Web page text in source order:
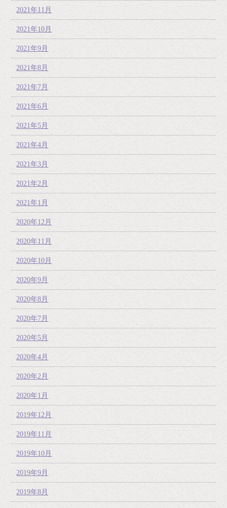
2021年11月
2021年10月
2021年9月
2021年8月
2021年7月
2021年6月
2021年5月
2021年4月
2021年3月
2021年2月
2021年1月
2020年12月
2020年11月
2020年10月
2020年9月
2020年8月
2020年7月
2020年5月
2020年4月
2020年2月
2020年1月
2019年12月
2019年11月
2019年10月
2019年9月
2019年8月